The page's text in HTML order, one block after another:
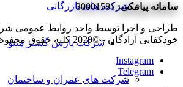
شرکت های بازرگانی
شرکت پارس گستر مینو
شرکت های عمران و ساختمان
سامانه پیامکی: 30001581
طراحی و اجرا توسط واحد روابط عمومی
خودکفایی آزادگان - ©2020 کلیه حقوق محفوظ می‌باشد
Instagram
Telegram